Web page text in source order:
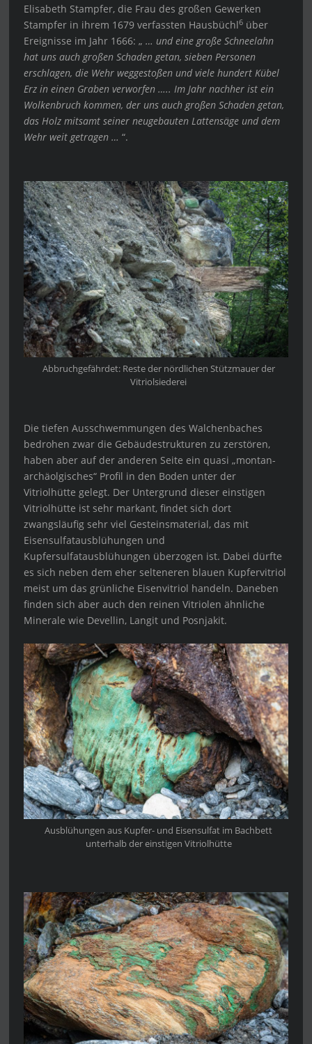
Elisabeth Stampfer, die Frau des großen Gewerken
Stampfer in ihrem 1679 verfassten Hausbüchl6 über
Ereignisse im Jahr 1666: „… und eine große Schneelahn
hat uns auch großen Schaden getan, sieben Personen
erschlagen, die Wehr weggestoßen und viele hundert Kübel
Erz in einen Graben verworfen ….. Im Jahr nachher ist ein
Wolkenbruch kommen, der uns auch großen Schaden getan,
das Holz mitsamt seiner neugebauten Lattensäge und dem
Wehr weit getragen … “.
Abbruchgefährdet: Reste der nördlichen Stützmauer der
Vitriolsiederei
Die tiefen Ausschwemmungen des Walchenbaches
bedrohen zwar die Gebäudestrukturen zu zerstören,
haben aber auf der anderen Seite ein quasi „montan-
archäolgisches“ Profil in den Boden unter der
Vitriolhütte gelegt. Der Untergrund dieser einstigen
Vitriolhütte ist sehr markant, findet sich dort
zwangsläufig sehr viel Gesteinsmaterial, das mit
Eisensulfatausblühungen und
Kupfersulfatausblühungen überzogen ist. Dabei dürfte
es sich neben dem eher selteneren blauen Kupfervitriol
meist um das grünliche Eisenvitriol handeln. Daneben
finden sich aber auch den reinen Vitriolen ähnliche
Minerale wie Devellin, Langit und Posnjakit.
Ausblühungen aus Kupfer- und Eisensulfat im Bachbett
unterhalb der einstigen Vitriolhütte